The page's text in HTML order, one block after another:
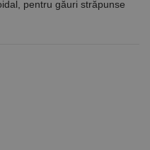
pentru găuri străpunse